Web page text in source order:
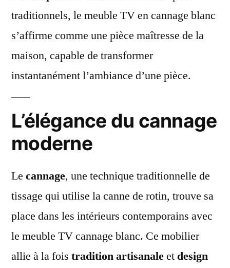
traditionnels, le meuble TV en cannage blanc
s’affirme comme une pièce maîtresse de la
maison, capable de transformer
instantanément l’ambiance d’une pièce.
L’élégance du cannage
moderne
Le cannage, une technique traditionnelle de
tissage qui utilise la canne de rotin, trouve sa
place dans les intérieurs contemporains avec
le meuble TV cannage blanc. Ce mobilier
allie à la fois tradition artisanaleet design